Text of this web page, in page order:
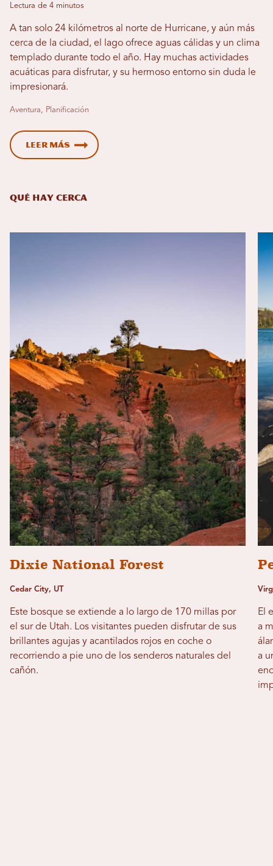
Lectura de 4 minutos
A tan solo 24 kilómetros al norte de Hurricane, y aún más
cerca de la ciudad, el lago ofrece aguas cálidas y un clima
templado durante todo el año. Hay muchas actividades
acuáticas para disfrutar, y su hermoso entorno sin duda le
impresionará.
Aventura, Planificación
Leer más
QUÉ HAY CERCA
Dixie National Forest
Cedar City, UT
Este bosque se extiende a lo largo de 170 millas por
el sur de Utah. Los visitantes pueden disfrutar de sus
brillantes agujas y acantilados rojos en coche o
recorriendo a pie uno de los senderos naturales del
cañón.
El
a
a